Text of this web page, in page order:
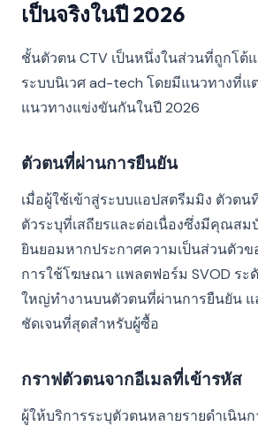
เป็นจริงในปี 2026
ชั้นตัวตน CTV เป็นหนึ่งในส่วนที่ถูกโต้
ระบบนิเวศ ad-tech โดยมีแนวทางที่แ
แนวทางแข่งขันกันในปี 2026
ตัวตนที่ผ่านการยืนยัน
เมื่อผู้ใช้เข้าสู่ระบบแอปสตรีมมิง ตัวต
ตัวระบุที่เสถียรและต่อเนื่องซึ่งมีคุณสม
ยินยอมหากประกาศความเป็นส่วนตัว
การใช้โฆษณา แพลตฟอร์ม SVOD ร
ใหญ่ทำงานบนตัวตนที่ผ่านการยืนยัน แ
ชัดเจนที่สุดสำหรับผู้ซื้อ
กราฟตัวตนจากอีเมลที่เข้ารหัส
ผู้ให้บริการระบุตัวตนหลายรายดำเนิน